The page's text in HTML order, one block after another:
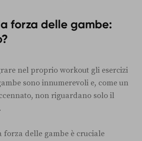
forza delle gambe:
nel proprio workout gli esercizi
sono innumerevoli e, come un
non riguardano solo il
forza delle gambe è cruciale